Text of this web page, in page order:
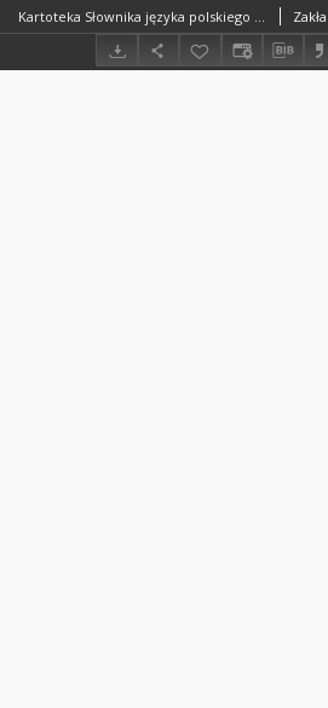
Kartoteka Słownika języka polskiego XVII i 1. połowy XVIII wieku; Rygski - Rząsa